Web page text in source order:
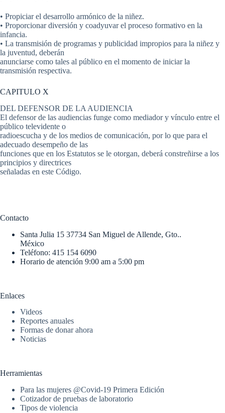
• Propiciar el desarrollo armónico de la niñez.
• Proporcionar diversión y coadyuvar el proceso formativo en la
infancia.
• La transmisión de programas y publicidad impropios para la niñez y
la juventud, deberán
anunciarse como tales al público en el momento de iniciar la
transmisión respectiva.
CAPITULO X
DEL DEFENSOR DE LA AUDIENCIA
El defensor de las audiencias funge como mediador y vínculo entre el
público televidente o
radioescucha y de los medios de comunicación, por lo que para el
adecuado desempeño de las
funciones que en los Estatutos se le otorgan, deberá constreñirse a los
principios y directrices
señaladas en este Código.
Contacto
Santa Julia 15 37734 San Miguel de Allende, Gto..
México
Teléfono: 415 154 6090
Horario de atención 9:00 am a 5:00 pm
Enlaces
Videos
Reportes anuales
Formas de donar ahora
Noticias
Herramientas
Para las mujeres @Covid-19 Primera Edición
Cotizador de pruebas de laboratorio
Tipos de violencia